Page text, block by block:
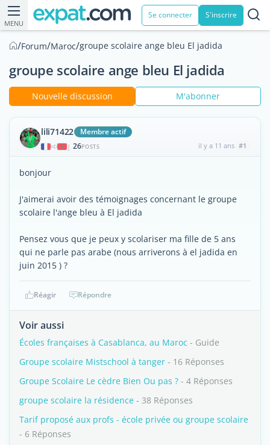
MENU
Se connecter S'inscrire
/Forum/Maroc/groupe scolaire ange bleu El jadida
groupe scolaire ange bleu El jadida
Nouvelle discussion M'abonner
lili71422 Membre actif
| 26POSTS il y a 11 ans #1
bonjour
J'aimerai avoir des témoignages concernant le groupe
scolaire l'ange bleu à El jadida
Pensez vous que je peux y scolariser ma fille de 5 ans
qui ne parle pas arabe (nous arriverons à el jadida en
juin 2015 ) ?
Réagir Répondre
Voir aussi
Écoles françaises à Casablanca, au Maroc - Guide
Groupe scolaire Mistschool à tanger - 16 Réponses
Groupe Scolaire Le cèdre Bien Ou pas ? - 4 Réponses
groupe scolaire la résidence - 38 Réponses
Tarif proposé aux profs - école privée ou groupe scolaire
- 6 Réponses